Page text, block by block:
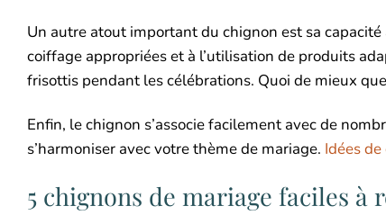
Un autre atout important du chignon est sa
coiffage appropriées et à l’utilisation de produits
frisottis pendant les célébrations. Quoi de mieux
Enfin, le chignon s’associe facilement avec de
s’harmoniser avec votre thème de mariage. Idées
5 chignons de mariage faciles à